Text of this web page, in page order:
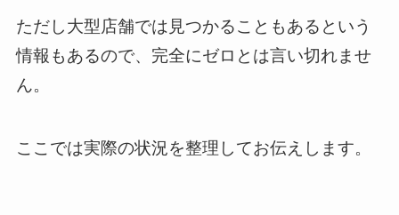
ただし大型店舗では見つかることもあるという
情報もあるので、完全にゼロとは言い切れませ
ん。
ここでは実際の状況を整理してお伝えします。